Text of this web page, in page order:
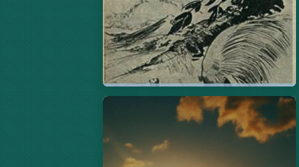
Apresentação e editorial
Ana Paula Nunes, Anne Gularte, Beatris
Mendes, Bianca Bilck, Gustavo
Faustino, Lívia Vieira, Louise Ribeiro,
Lucas Michels, Magnus Melo, Maria
Tereza Nicolau e Mateus Maba
Travessias para adiar o fim
Rhian Vilar da Silva Vieira